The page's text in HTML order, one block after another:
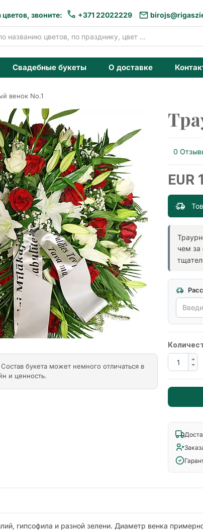
звоните: +371 22022229
Свадебные букеты О доставке
венок No.1
букета может немного отличаться в
и ценность.
0
EUR
чем за
гипсофила и разной зелени. Диаметр венка